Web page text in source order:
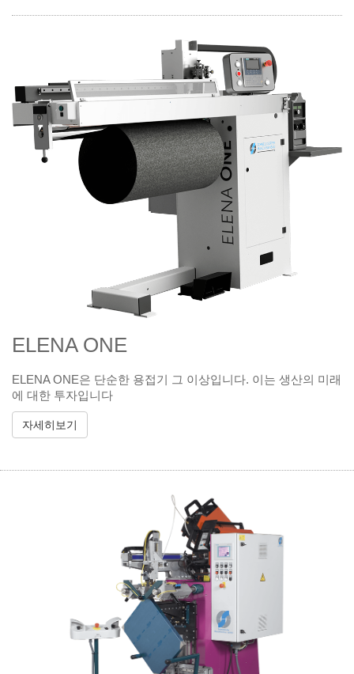
ELENA ONE
ELENA ONE은 단순한 용접기 그 이상입니다. 이는 생산의 미래
에 대한 투자입니다
자세히보기